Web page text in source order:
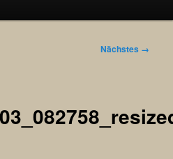
Nächstes →